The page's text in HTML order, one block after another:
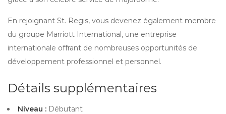
En rejoignant St. Regis, vous devenez également membre
du groupe Marriott International, une entreprise
internationale offrant de nombreuses opportunités de
développement professionnel et personnel.
Détails supplémentaires
Niveau : Débutant